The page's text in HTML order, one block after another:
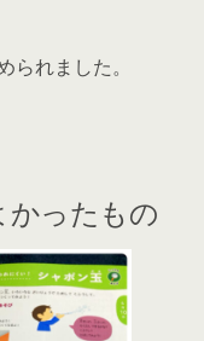
れました。
ったもの